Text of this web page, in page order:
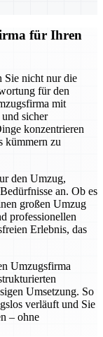
für Ihren
Sie nicht nur die
für den
mit
sicher
konzentrieren
kümmern zu
den Umzug,
an. Ob es
großen Umzug
professionellen
Erlebnis, das
Umzugsfirma
Umsetzung. So
verläuft und Sie
– ohne